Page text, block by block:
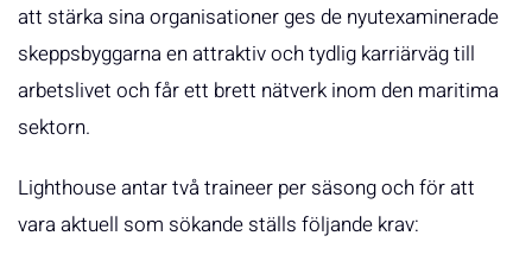
att stärka sina organisationer ges de nyutexaminerade
skeppsbyggarna en attraktiv och tydlig karriärväg till
arbetslivet och får ett brett nätverk inom den maritima
sektorn.
Lighthouse antar två traineer per säsong och för att
vara aktuell som sökande ställs följande krav: